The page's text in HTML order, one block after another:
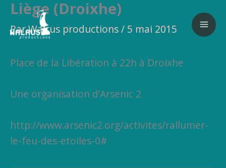
Aller
contenu
Liège (Droixhe)
ParWalrus productions/ 5 mai 2015
Place de la Libération à 22h à Droixhe
Une organisation d’Arsenic 2
http://www.arsenic2.org/activites/rallumer-
le-feu-des-etoiles-0#